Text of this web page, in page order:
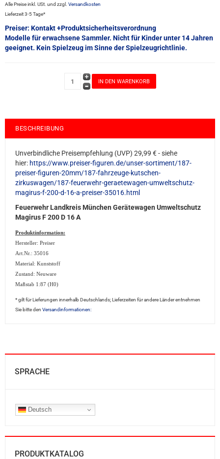
Alle Preise inkl. USt. und zzgl. Versandkosten
Lieferzeit 3-5 Tage*
Preiser: Kontakt +Produktsicherheitsverordnung
Modelle für erwachsene Sammler. Nicht für Kinder unter 14 Jahren
geeignet. Kein Spielzeug im Sinne der Spielzeugrichtlinie.
BESCHREIBUNG
Unverbindliche Preisempfehlung (UVP) 29,99 € - siehe
hier: https://www.preiser-figuren.de/unser-sortiment/187-
preiser-figuren-20mm/187-fahrzeuge-kutschen-
zirkuswagen/187-feuerwehr-geraetewagen-umweltschutz-
magirus-f-200-d-16-a-preiser-35016.html
Feuerwehr Landkreis München Gerätewagen Umweltschutz
Magirus F 200 D 16 A
Produktinformation:
Hersteller: Preiser
Art.Nr.: 35016
Material: Kunststoff
Zustand: Neuware
Maßstab 1:87 (H0)
* gilt für Lieferungen innerhalb Deutschlands; Lieferzeiten für andere Länder entnehmen
Sie bitte den Versandinformationen:
SPRACHE
Deutsch
PRODUKTKATALOG